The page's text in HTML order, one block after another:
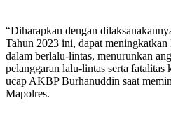
“Diharapkan dengan
Tahun 2023 ini, dapat
dalam berlalu-lintas, menurunkan
pelanggaran lalu-lintas serta fatalitas
ucap AKBP Burhanuddin saat
Mapolres.